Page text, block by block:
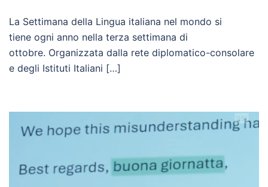
La Settimana della Lingua italiana nel mondo si
tiene ogni anno nella terza settimana di
ottobre. Organizzata dalla rete diplomatico-consolare
e degli Istituti Italiani […]